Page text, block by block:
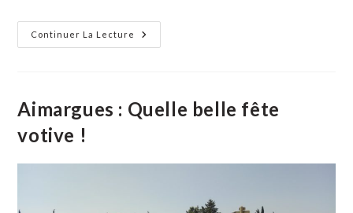
Continuer La Lecture
Le
Forum
Aimargues : Quelle belle fête
votive !